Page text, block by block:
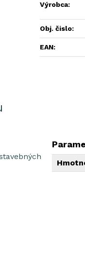
Výrobca:
Obj. čislo:
EAN: